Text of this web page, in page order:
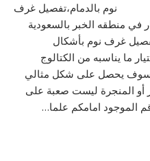
نوم بالدمام،تفصيل غرف
في منطقه الخبر بالسعودية
غرف نوم بأشكال
ما يناسبه من الكتالوج
سوف يحصل على شكل مثالي
أو المنجرة ليست صعبة على
الموجود امامكم علما…